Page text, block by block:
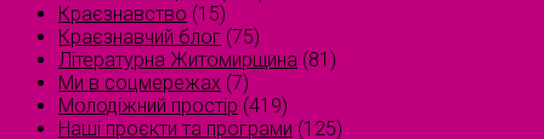
Краєзнавство (15)
Краєзнавчий блог (75)
Літературна Житомирщина (81)
Ми в соцмережах (7)
Молодіжний простір (419)
Наші проєкти та програми (125)